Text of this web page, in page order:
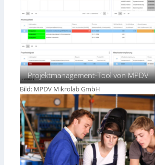
Projektmanagement-Tool von MPDV
Bild: MPDV Mikrolab GmbH